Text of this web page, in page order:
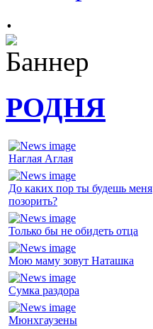
.
РОДНЯ
Наглая Аглая
До каких пор ты будешь меня
позорить?
Только бы не обидеть отца
Мою маму зовут Наташка
Сумка раздора
Мюнхгаузены